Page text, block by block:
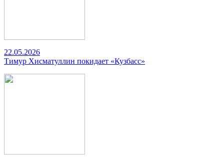
22.05.2026
Тимур Хисматуллин покидает «Кузбасс»